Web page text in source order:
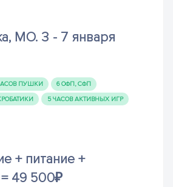
МО. 3 - 7 января
ПУШКИ
6 ОФП, СФП
5 ЧАСОВ АКТИВНЫХ ИГР
+ питание +
49 500₽